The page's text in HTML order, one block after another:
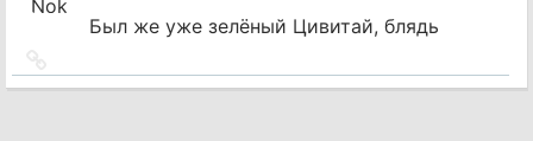
Был же уже зелёный Цивитай, блядь
на